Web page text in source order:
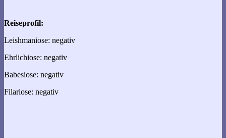
Reiseprofil:
Leishmaniose: negativ
Ehrlichiose: negativ
Babesiose: negativ
Filariose: negativ